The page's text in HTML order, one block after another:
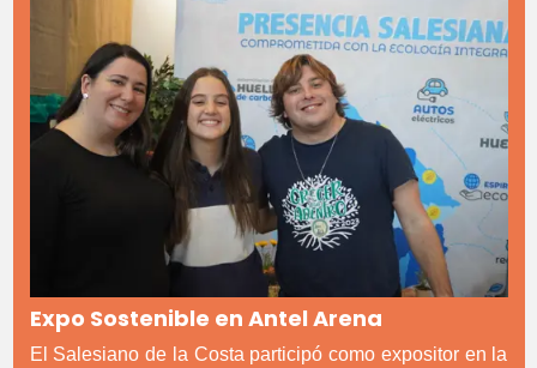
Expo Sostenible en Antel Arena
El Salesiano de la Costa participó como expositor en la